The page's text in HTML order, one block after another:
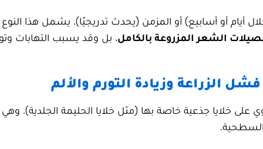
أيام أو أسابيع) أو المزمن (يحدث تدريجيًا). يشمل هذا
الشعر المزروعة بالكامل، بل وقد يسبب التهابات
الزراعة وزيادة التورم والألم
على خلايا جذعية خاصة بها (مثل خلايا الحليمة الجلدية).